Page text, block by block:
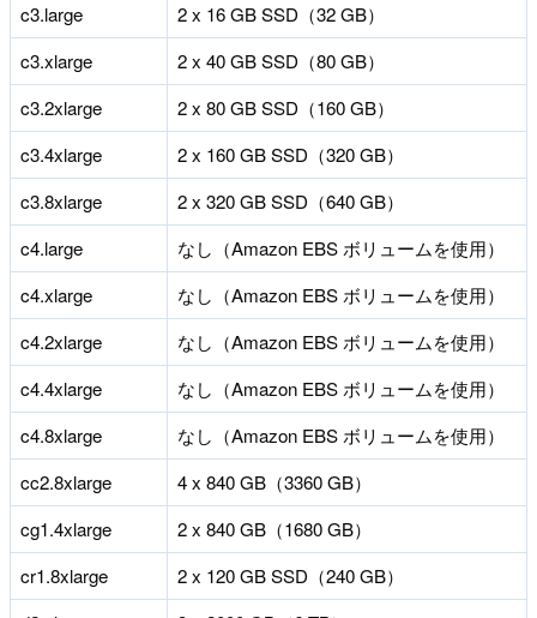
c3.large
2 x 16 GB SSD（32 GB）
c3.xlarge
2 x 40 GB SSD（80 GB）
c3.2xlarge
2 x 80 GB SSD（160 GB）
c3.4xlarge
2 x 160 GB SSD（320 GB）
c3.8xlarge
2 x 320 GB SSD（640 GB）
c4.large
なし（Amazon EBS ボリュームを使用）
c4.xlarge
なし（Amazon EBS ボリュームを使用）
c4.2xlarge
なし（Amazon EBS ボリュームを使用）
c4.4xlarge
なし（Amazon EBS ボリュームを使用）
c4.8xlarge
なし（Amazon EBS ボリュームを使用）
cc2.8xlarge
4 x 840 GB（3360 GB）
cg1.4xlarge
2 x 840 GB（1680 GB）
cr1.8xlarge
2 x 120 GB SSD（240 GB）